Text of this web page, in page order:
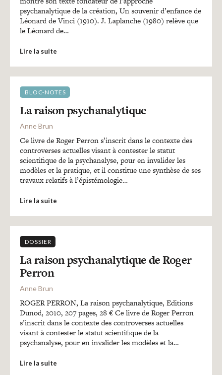
BLOC-NOTES
La raison psychanalytique
Anne Brun
Ce livre de Roger Perron s’inscrit dans le contexte des
controverses actuelles visant à contester le statut
scientifique de la psychanalyse, pour en invalider les
modèles et la pratique, et il constitue une synthèse de ses
travaux relatifs à l’épistémologie…
Lire la suite
psychanalytique de la création, Un souvenir d’enfance de
Léonard de Vinci (1910). J. Laplanche (1980) relève que
le Léonard de…
Lire la suite
DOSSIER
La raison psychanalytique de Roger
Perron
Anne Brun
ROGER PERRON, La raison psychanalytique, Editions
Dunod, 2010, 207 pages, 28 € Ce livre de Roger Perron
s’inscrit dans le contexte des controverses actuelles
visant à contester le statut scientifique de la
psychanalyse, pour en invalider les modèles et la…
Lire la suite